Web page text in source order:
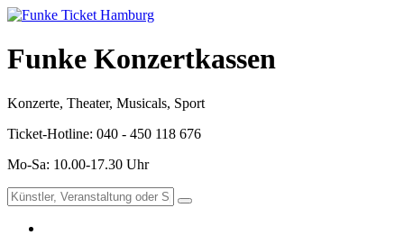
Funke Konzertkassen
Konzerte, Theater, Musicals, Sport
Ticket-Hotline: 040 - 450 118 676
Mo-Sa: 10.00-17.30 Uhr